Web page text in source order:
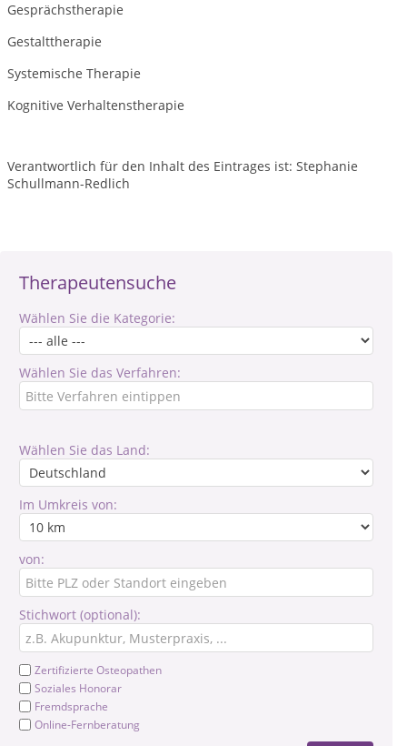
Therapeutensuche
Wählen Sie die Kategorie:
Wählen Sie das Verfahren:
Wählen Sie das Land:
Im Umkreis von:
von:
Stichwort (optional):
Zertifizierte Osteopathen
Soziales Honorar
Fremdsprache
Online-Fernberatung
Gesprächstherapie
Gestalttherapie
Systemische Therapie
Kognitive Verhaltenstherapie
Verantwortlich für den Inhalt des Eintrages ist: Stephanie
Schullmann-Redlich